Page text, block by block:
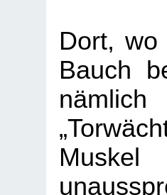
Dort,
Bauch